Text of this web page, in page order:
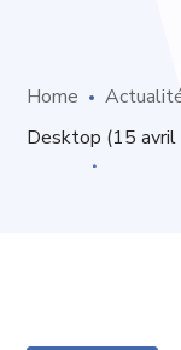
Home
Desktop (15